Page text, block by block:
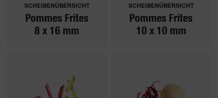
SCHEIBENÜBERSICHT
Pommes Frites
8 x 16 mm
SCHEIBENÜBERSICHT
Pommes Frites
10 x 10 mm